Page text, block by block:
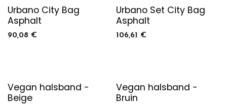
Urbano City Bag
Asphalt
90,08 €
Urbano Set City Bag
Asphalt
106,61 €
Vegan halsband -
Beige
Vegan halsband -
Bruin